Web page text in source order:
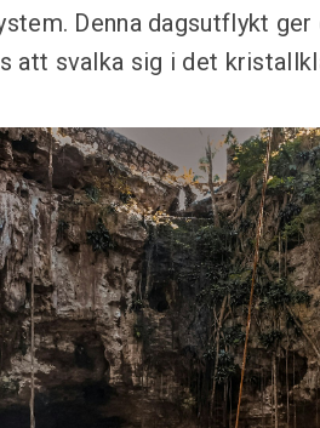
Denna dagsutflykt ger
att svalka sig i det